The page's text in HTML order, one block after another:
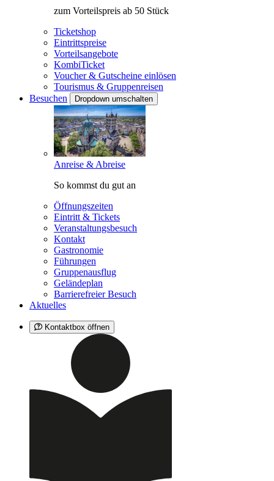
zum Vorteilspreis ab 50 Stück
Ticketshop
Eintrittspreise
Vorteilsangebote
KombiTicket
Voucher & Gutscheine einlösen
Tourismus & Gruppenreisen
Besuchen
Dropdown umschalten
Anreise & Abreise
So kommst du gut an
Öffnungszeiten
Eintritt & Tickets
Veranstaltungsbesuch
Kontakt
Gastronomie
Führungen
Gruppenausflug
Geländeplan
Barrierefreier Besuch
Aktuelles
Kontaktbox öffnen